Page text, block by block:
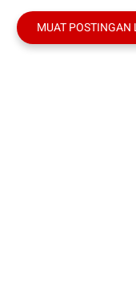
MUAT POSTINGAN